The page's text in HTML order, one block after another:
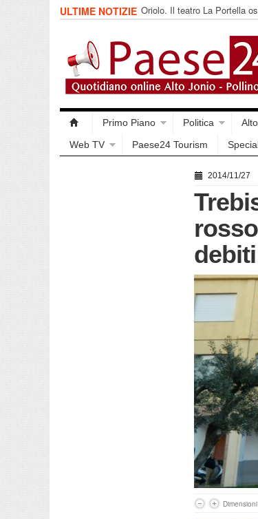
ULTIME NOTIZIE Oriolo. Il teatro La Portella
collettivo 365
Primo Piano Politica
Web TV
Paese24 Tourism
2014/11/27
debiti